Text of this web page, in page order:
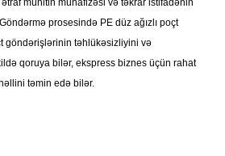
mühitin mühafizəsi və təkrar istifadənin
prosesində PE düz ağızlı poçt
göndərişlərinin təhlükəsizliyini və
qoruya bilər, ekspress biznes üçün rahat
təmin edə bilər.